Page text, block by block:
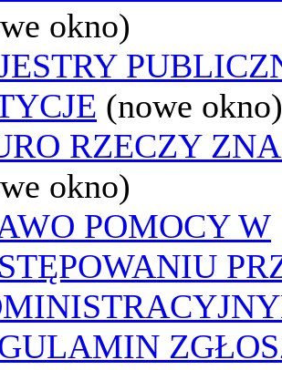
okno)
(nowe okno)
RZECZY
okno)
POMOCY W